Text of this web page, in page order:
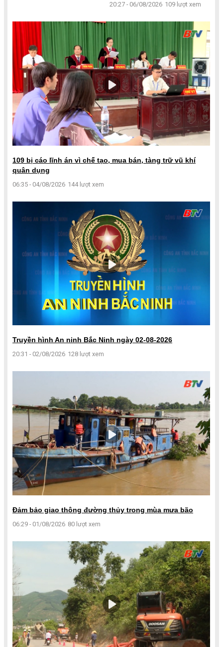
20:27 - 06/08/2026 109 lượt xem
109 bị cáo lĩnh án vì chế tạo, mua bán, tàng trữ vũ khí
quân dụng
06:35 - 04/08/2026 144 lượt xem
Truyền hình An ninh Bắc Ninh ngày 02-08-2026
20:31 - 02/08/2026 128 lượt xem
Đảm bảo giao thông đường thủy trong mùa mưa bão
06:29 - 01/08/2026 80 lượt xem